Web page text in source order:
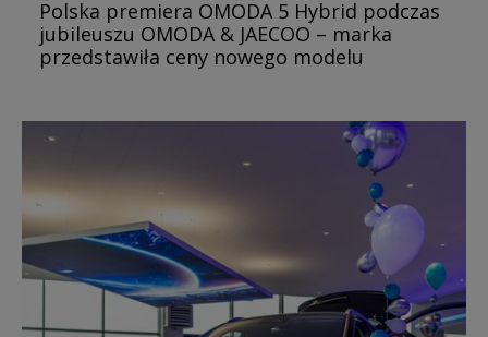
Polska premiera OMODA 5 Hybrid podczas
jubileuszu OMODA & JAECOO – marka
przedstawiła ceny nowego modelu